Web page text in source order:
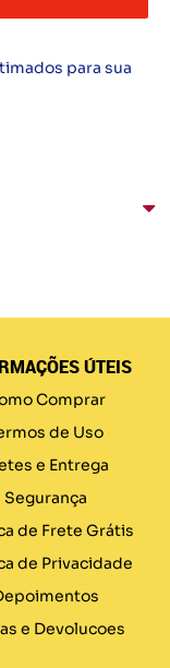
para sua
ÚTEIS
Comprar
de Uso
e Entrega
Segurança
de Frete Grátis
de Privacidade
e Devolucoes